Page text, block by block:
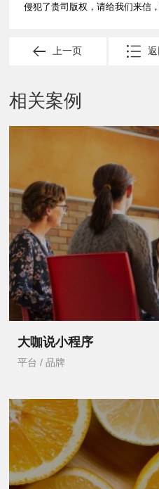
侵犯了贵司版权，请给我们来信
上一页
相关案例
大咖说小程序
平台 / 品牌